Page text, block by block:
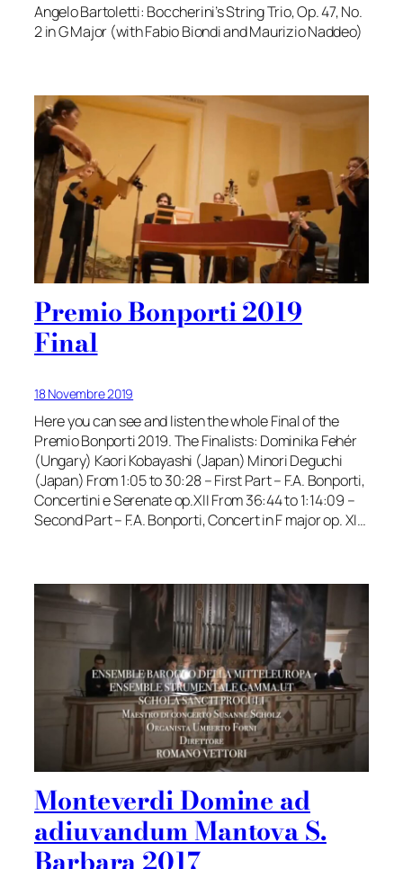
Angelo Bartoletti: Boccherini’s String Trio, Op. 47, No.
2 in G Major (with Fabio Biondi and Maurizio Naddeo)
Premio Bonporti 2019
Final
18 Novembre 2019
Here you can see and listen the whole Final of the
Premio Bonporti 2019. The Finalists: Dominika Fehér
(Ungary) Kaori Kobayashi (Japan) Minori Deguchi
(Japan) From 1:05 to 30:28 – First Part – F.A. Bonporti,
Concertini e Serenate op.XII From 36:44 to 1:14:09 –
Second Part – F.A. Bonporti, Concert in F major op. XI…
Monteverdi Domine ad
adiuvandum Mantova S.